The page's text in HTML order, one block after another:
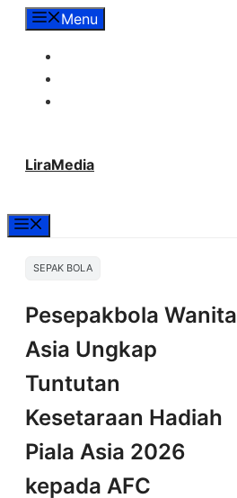
LangsungMenu
LiraMedia
SEPAK BOLA
Pesepakbola Wanita
Asia Ungkap
Tuntutan
Kesetaraan Hadiah
Piala Asia 2026
kepada AFC